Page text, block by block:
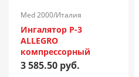
Med 2000/Италия
Ингалятор P-3
ALLEGRO
компрессорный
3 585.50 руб.